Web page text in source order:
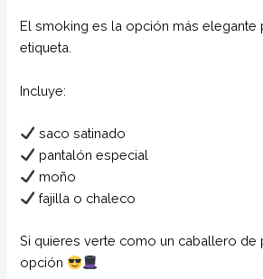
El smoking es la opción más elegante
etiqueta.
Incluye:
saco satinado
pantalón especial
moño
fajilla o chaleco
Si quieres verte como un caballero de
opción